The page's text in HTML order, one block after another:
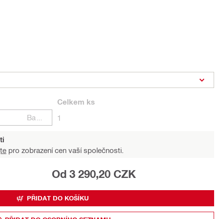
Celkem ks
1
pro zobrazení cen vaší společnosti.
Od 3 290,20 CZK
PŘIDAT DO KOŠÍKU